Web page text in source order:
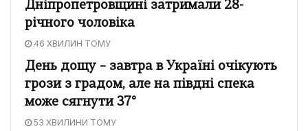
Дніпропетровщині затримали 28-
річного чоловіка
46 ХВИЛИН ТОМУ
День дощу – завтра в Україні очікують
грози з градом, але на півдні спека
може сягнути 37°
53 ХВИЛИНИ ТОМУ